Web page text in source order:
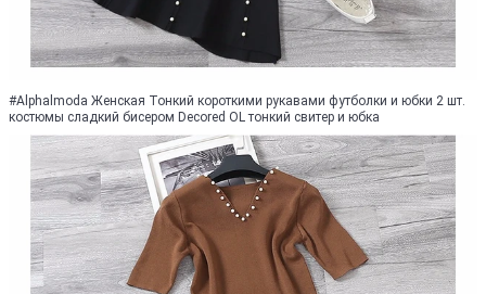
#Alphalmoda Женская Тонкий короткими рукавами футболки и юбки 2 шт.
костюмы сладкий бисером Decored OL тонкий свитер и юбка